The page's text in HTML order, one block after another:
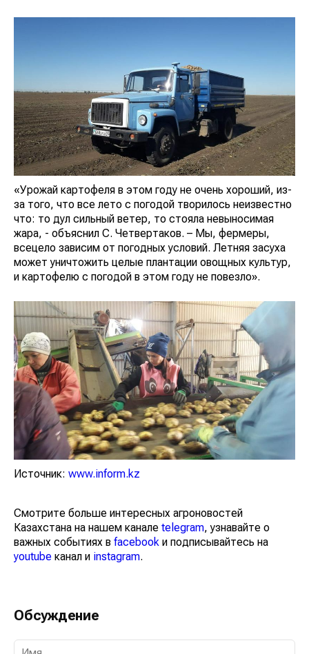
«Урожай картофеля в этом году не очень хороший, из-
за того, что все лето с погодой творилось неизвестно
что: то дул сильный ветер, то стояла невыносимая
жара, - объяснил С. Четвертаков. – Мы, фермеры,
всецело зависим от погодных условий. Летняя засуха
может уничтожить целые плантации овощных культур,
и картофелю с погодой в этом году не повезло».
Источник: www.inform.kz
Смотрите больше интересных агроновостей
Казахстана на нашем канале telegram, узнавайте о
важных событиях в facebook и подписывайтесь на
youtube канал и instagram.
Обсуждение